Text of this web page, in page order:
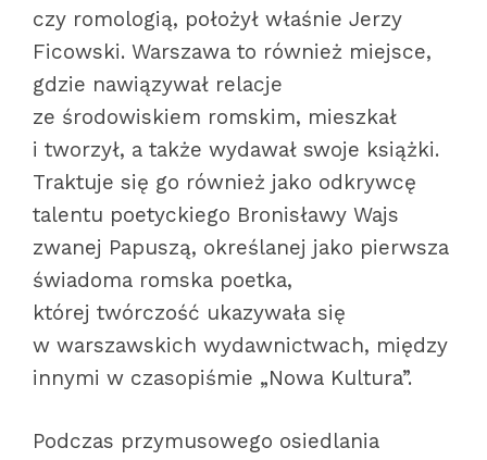
czy romologią, położył właśnie Jerzy
Ficowski. Warszawa to również miejsce,
gdzie nawiązywał relacje
ze środowiskiem romskim, mieszkał
i tworzył, a także wydawał swoje książki.
Traktuje się go również jako odkrywcę
talentu poetyckiego Bronisławy Wajs
zwanej Papuszą, określanej jako pierwsza
świadoma romska poetka,
której twórczość ukazywała się
w warszawskich wydawnictwach, między
innymi w czasopiśmie „Nowa Kultura”.
Podczas przymusowego osiedlania